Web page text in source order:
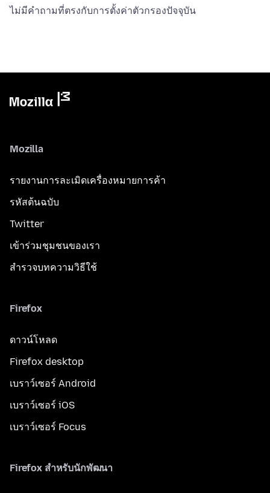
ไม่มีคำถามที่ตรงกับการตั้งค่าตัวกรองปัจจุบัน
Mozilla
รายงานการละเมิดเครื่องหมายการค้า
รหัสต้นฉบับ
Twitter
เข้าร่วมชุมชนของเรา
สำรวจบทความวิธีใช้
Firefox
ดาวน์โหลด
Firefox desktop
เบราว์เซอร์ Android
เบราว์เซอร์ iOS
เบราว์เซอร์ Focus
Firefox สำหรับนักพัฒนา